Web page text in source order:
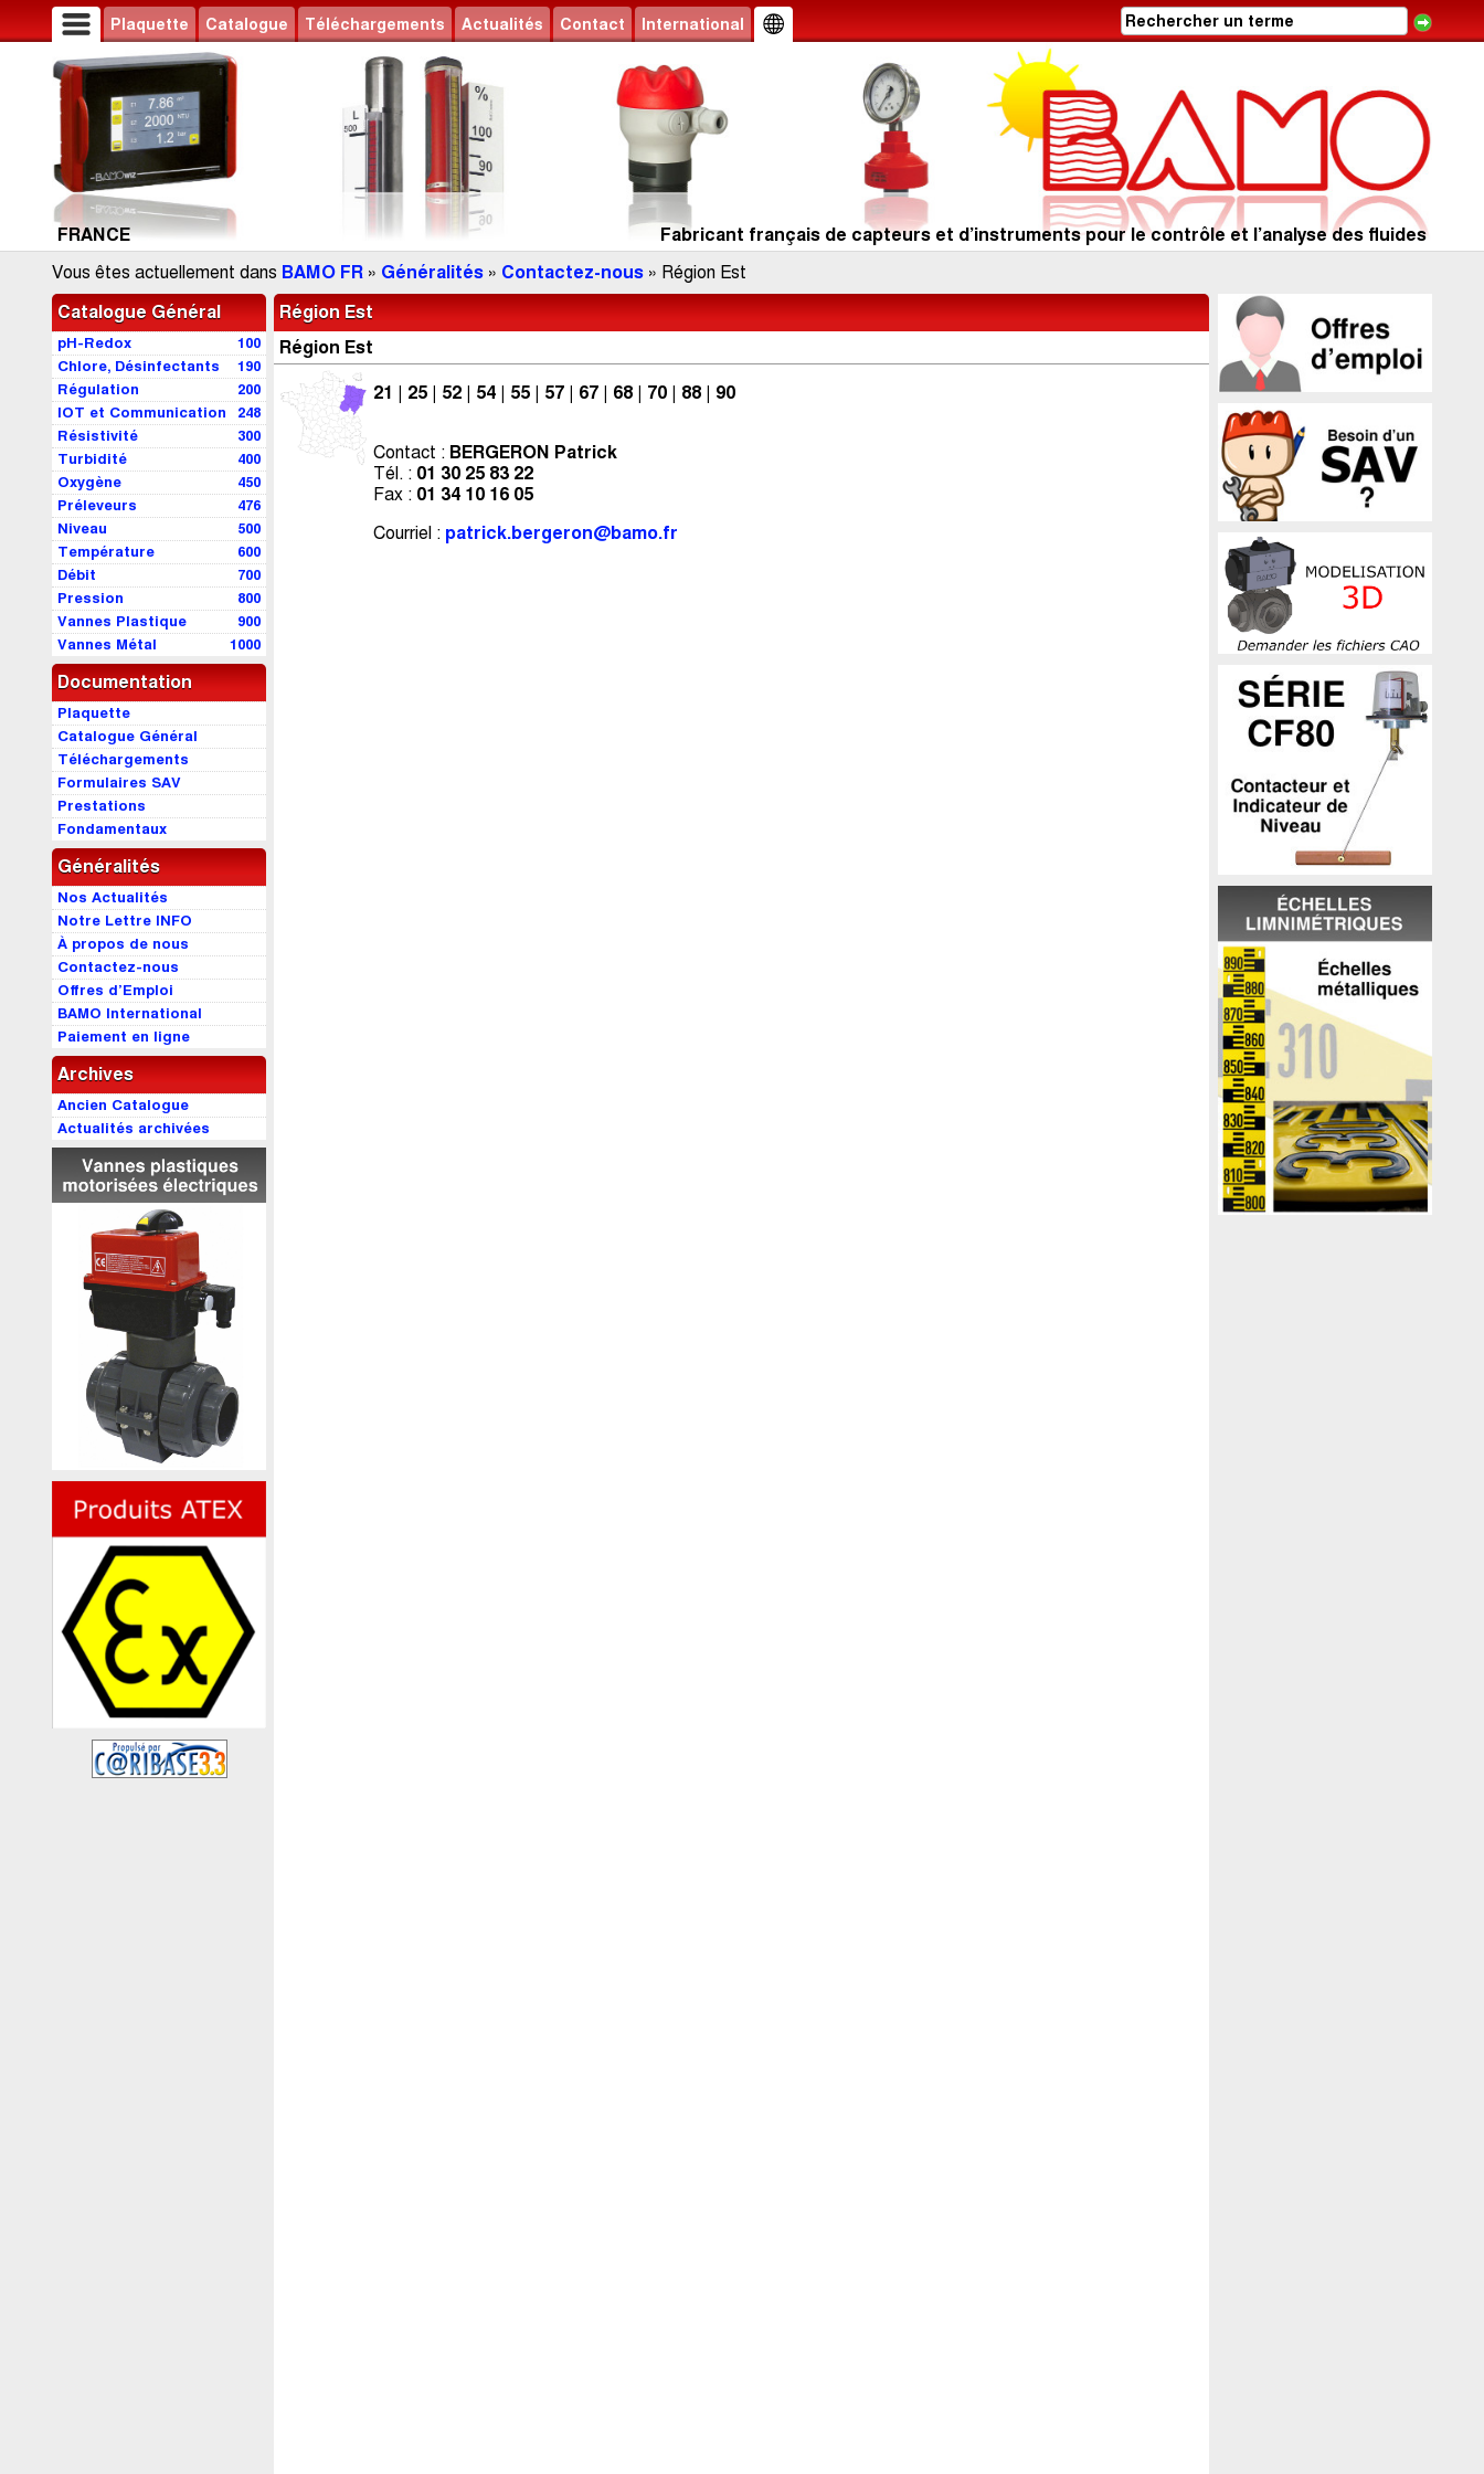
Plaquette Catalogue Téléchargements Actualités Contact International
FRANCE
Fabricant français de capteurs et d’instruments pour le contrôle et l’analyse des fluides
Vous êtes actuellement dans BAMO FR » Généralités » Contactez-nous » Région Est
Catalogue Général
100
pH-Redox
190
Chlore, Désinfectants
200
Régulation
248
IOT et Communication
300
Résistivité
400
Turbidité
450
Oxygène
476
Préleveurs
500
Niveau
600
Température
700
Débit
800
Pression
900
Vannes Plastique
1000
Vannes Métal
Documentation
Plaquette
Catalogue Général
Téléchargements
Formulaires SAV
Prestations
Fondamentaux
Généralités
Nos Actualités
Notre Lettre INFO
À propos de nous
Contactez-nous
Offres d’Emploi
BAMO International
Paiement en ligne
Archives
Ancien Catalogue
Actualités archivées
Région Est
Région Est
21 | 25 | 52 | 54 | 55 | 57 | 67 | 68 | 70 | 88 | 90
Contact : BERGERON Patrick
Tél. : 01 30 25 83 22
Fax : 01 34 10 16 05
Courriel : patrick.bergeron@bamo.fr